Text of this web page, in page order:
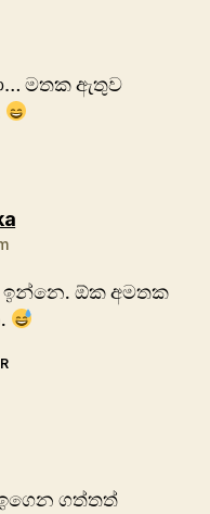
මතක ඇතුව
says:
ඉන්නෙ. ඕක අමතක
ගත්තත්